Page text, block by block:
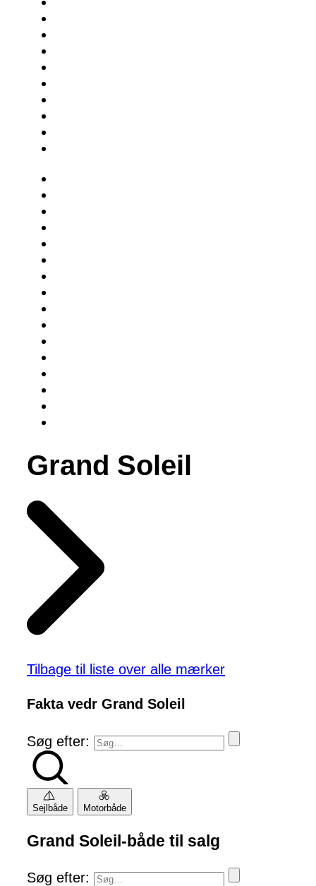
Grand Soleil
Tilbage til liste over alle mærker
Fakta vedr Grand Soleil
Søg efter:
Sejlbåde Motorbåde
Grand Soleil-både til salg
Søg efter: